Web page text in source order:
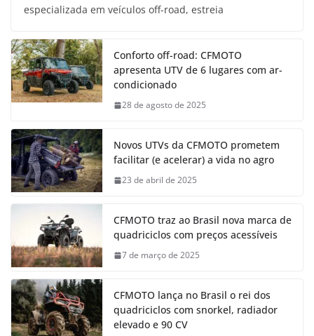
especializada em veículos off-road, estreia
Conforto off-road: CFMOTO
apresenta UTV de 6 lugares com ar-
condicionado
28 de agosto de 2025
Novos UTVs da CFMOTO prometem
facilitar (e acelerar) a vida no agro
23 de abril de 2025
CFMOTO traz ao Brasil nova marca de
quadriciclos com preços acessíveis
7 de março de 2025
CFMOTO lança no Brasil o rei dos
quadriciclos com snorkel, radiador
elevado e 90 CV